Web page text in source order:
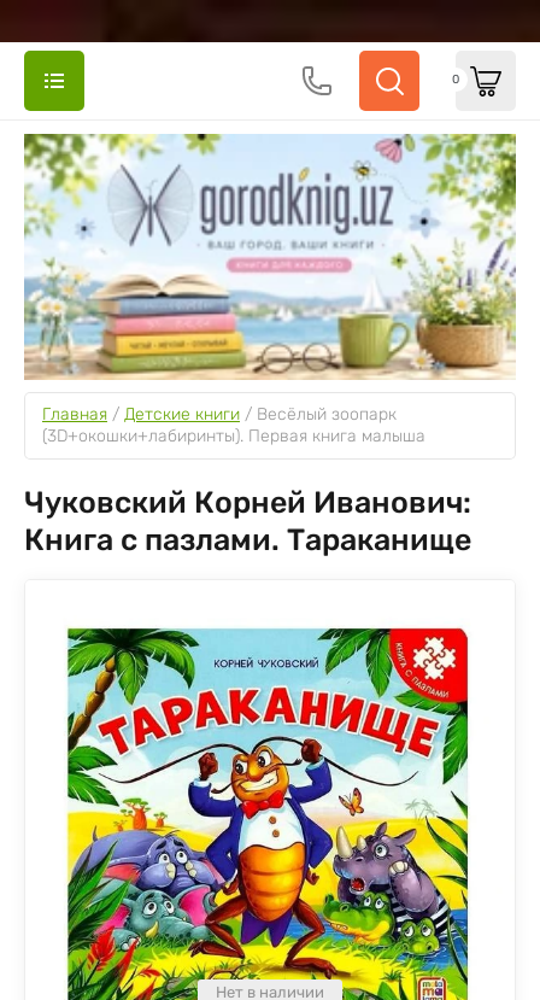
0
Главная / Детские книги / Весёлый зоопарк
(3D+окошки+лабиринты). Первая книга малыша
Чуковский Корней Иванович:
Книга с пазлами. Тараканище
Нет в наличии